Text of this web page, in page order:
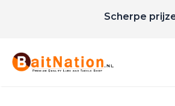
inhoud
Scherpe
Gratis verzending